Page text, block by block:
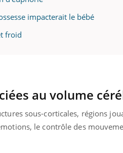
impacterait le bébé
froid
au volume
sous-corticales, régions
le contrôle des